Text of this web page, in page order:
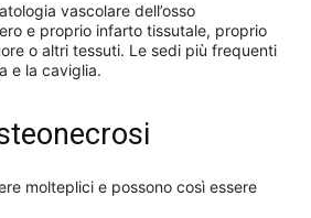
vascolare dell’osso
e proprio infarto tissutale, proprio
o altri tessuti. Le sedi più frequenti
e la caviglia.
molteplici e possono così essere